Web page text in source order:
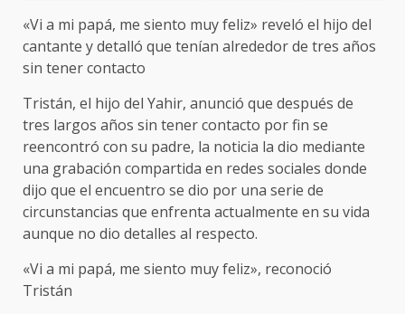
«Vi a mi papá, me siento muy feliz» reveló el hijo del
cantante y detalló que tenían alrededor de tres años
sin tener contacto
Tristán, el hijo del Yahir, anunció que después de
tres largos años sin tener contacto por fin se
reencontró con su padre, la noticia la dio mediante
una grabación compartida en redes sociales donde
dijo que el encuentro se dio por una serie de
circunstancias que enfrenta actualmente en su vida
aunque no dio detalles al respecto.
«Vi a mi papá, me siento muy feliz», reconoció
Tristán